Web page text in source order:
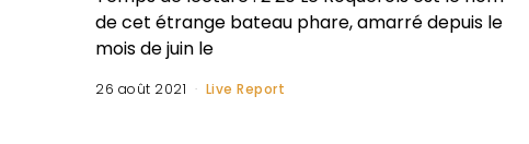
de cet étrange bateau phare, amarré depuis le
mois de juin le
26 août 2021 Live Report